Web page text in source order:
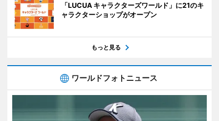
「LUCUA キャラクターズワールド」に21のキ
ャラクターショップがオープン
もっと見る
ワールドフォトニュース